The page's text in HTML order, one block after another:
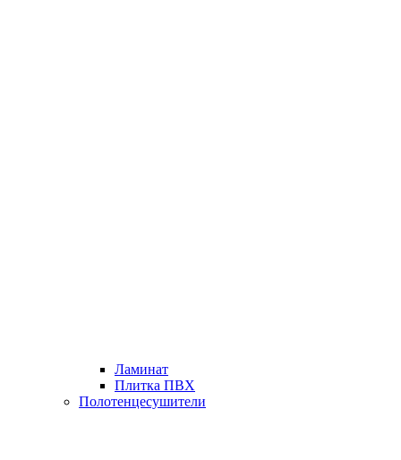
Ламинат
Плитка ПВХ
Полотенцесушители